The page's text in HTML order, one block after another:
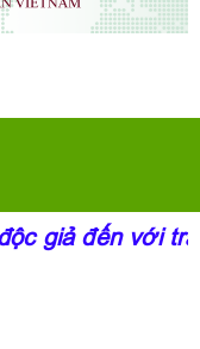
giả đến với